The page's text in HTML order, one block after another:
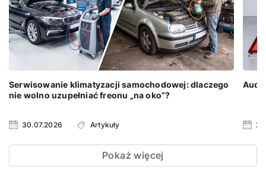
Serwisowanie klimatyzacji samochodowej: dlaczego
nie wolno uzupełniać freonu „na oko”?
30.07.2026 Artykuły
Audi
Pokaż więcej